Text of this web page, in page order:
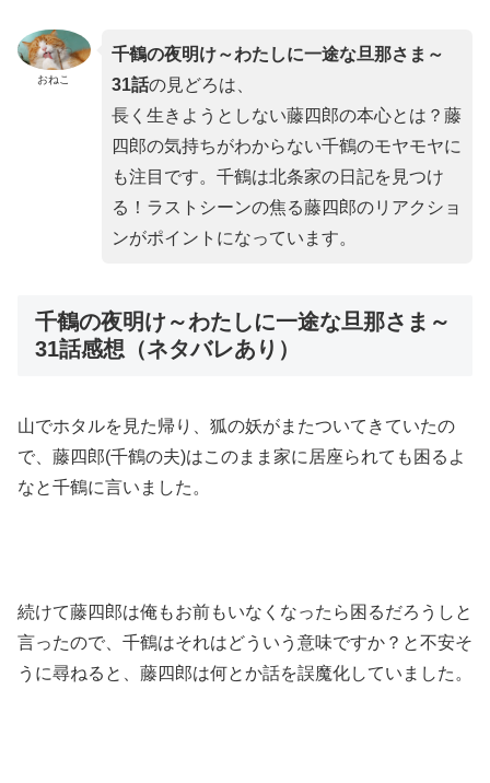
おねこ
千鶴の夜明け～わたしに一途な旦那さま～
31話の見どろは、
長く生きようとしない藤四郎の本心とは？藤
四郎の気持ちがわからない千鶴のモヤモヤに
も注目です。千鶴は北条家の日記を見つけ
る！ラストシーンの焦る藤四郎のリアクショ
ンがポイントになっています。
千鶴の夜明け～わたしに一途な旦那さま～
31話感想（ネタバレあり）
山でホタルを見た帰り、狐の妖がまたついてきていたの
で、藤四郎(千鶴の夫)はこのまま家に居座られても困るよ
なと千鶴に言いました。
続けて藤四郎は俺もお前もいなくなったら困るだろうしと
言ったので、千鶴はそれはどういう意味ですか？と不安そ
うに尋ねると、藤四郎は何とか話を誤魔化していました。